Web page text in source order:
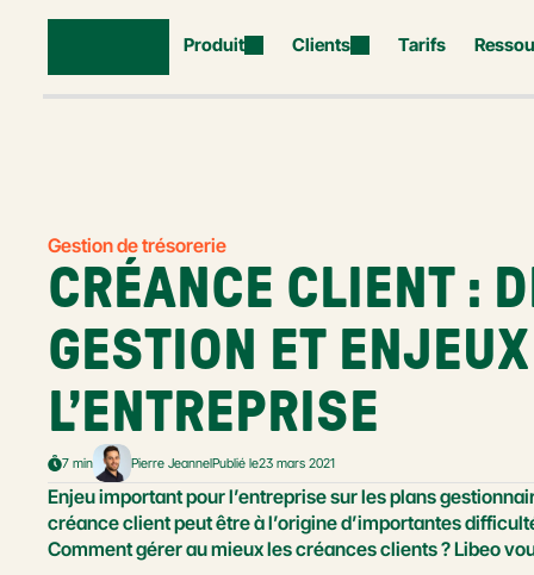
Produit Clients Tarifs
Gestion de trésorerie
CRÉANCE CLIENT :
GESTION ET
L’ENTREPRISE
7 min Pierre JeannelPublié le23 mars 2021
Enjeu important pour l’entreprise sur les plans
créance client peut être à l’origine d’importantes
Comment gérer au mieux les créances clients ? Libeo